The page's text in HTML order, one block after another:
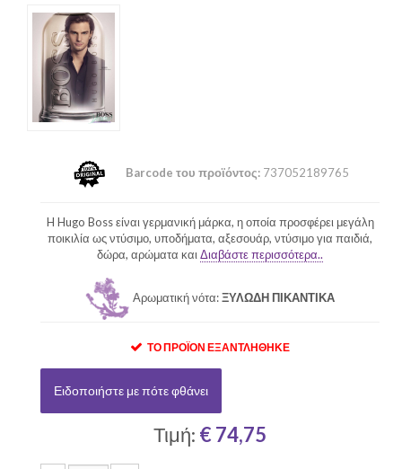
Barcode του προϊόντος:737052189765
H Hugo Boss είναι γερμανική μάρκα, η οποία προσφέρει μεγάλη
ποικιλία ως ντύσιμο, υποδήματα, αξεσουάρ, ντύσιμο για παιδιά,
δώρα, αρώματα και Διαβάστε περισσότερα..
Αρωματική νότα:ΞΥΛΩΔΗ ΠΙΚΑΝΤΙΚΑ
ΤΟ ΠΡΟΪΌΝ ΕΞΑΝΤΛΉΘΗΚΕ
Ειδοποιήστε με πότε φθάνει
Τιμή: € 74,75